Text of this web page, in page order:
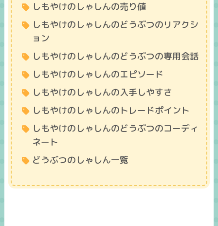
しもやけのしゃしんの売り値
しもやけのしゃしんのどうぶつのリアクシ
ョン
しもやけのしゃしんのどうぶつの専用会話
しもやけのしゃしんのエピソード
しもやけのしゃしんの入手しやすさ
しもやけのしゃしんのトレードポイント
しもやけのしゃしんのどうぶつのコーディ
ネート
どうぶつのしゃしん一覧